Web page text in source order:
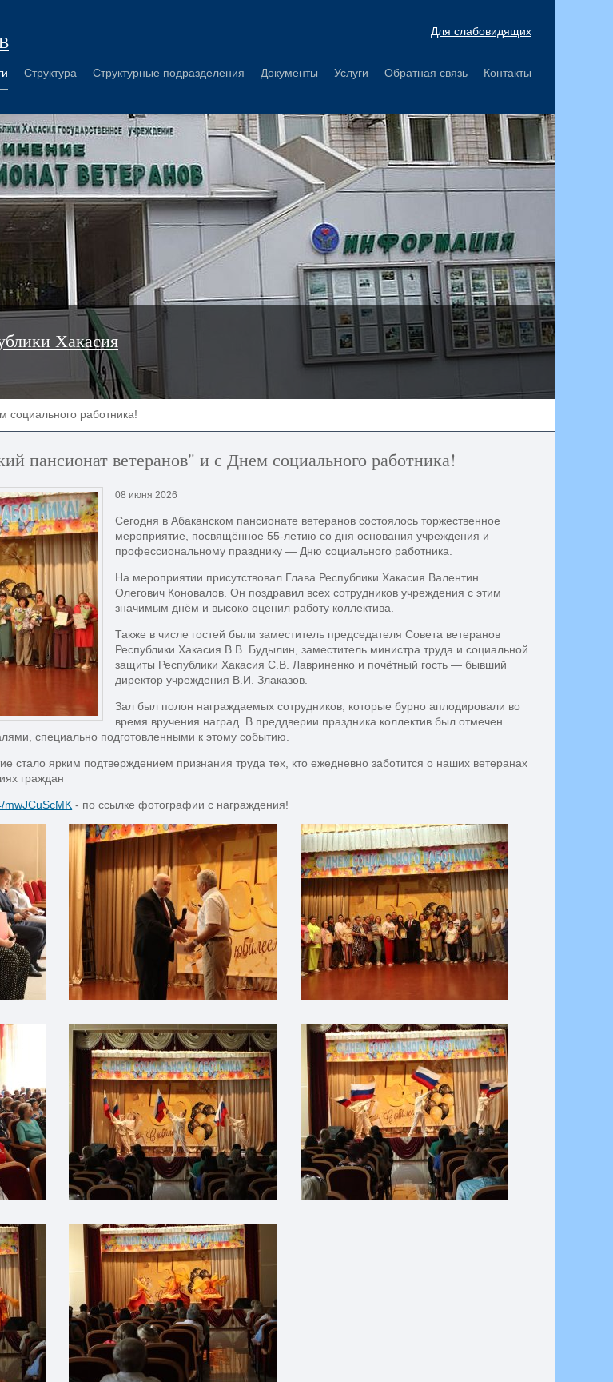
Для слабовидящих
Структура Структурные подразделения Документы Услуги Обратная связь Контакты
Хакасия
социального работника!
пансионат ветеранов" и с Днем социального работника!
08 июня 2026
Сегодня в Абаканском пансионате ветеранов состоялось торжественное
мероприятие, посвящённое 55-летию со дня основания учреждения и
профессиональному празднику — Дню социального работника.
На мероприятии присутствовал Глава Республики Хакасия Валентин
Олегович Коновалов. Он поздравил всех сотрудников учреждения с этим
значимым днём и высоко оценил работу коллектива.
Также в числе гостей были заместитель председателя Совета ветеранов
Республики Хакасия В.В. Будылин, заместитель министра труда и социальной
защиты Республики Хакасия С.В. Лавриненко и почётный гость — бывший
директор учреждения В.И. Злаказов.
Зал был полон награждаемых сотрудников, которые бурно аплодировали во
время вручения наград. В преддверии праздника коллектив был отмечен
специально подготовленными к этому событию.
стало ярким подтверждением признания труда тех, кто ежедневно заботится о наших ветеранах
граждан
mwJCuScMK - по ссылке фотографии с награждения!